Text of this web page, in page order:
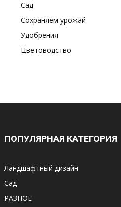
Сад
Сохраняем урожай
Удобрения
Цветоводство
ПОПУЛЯРНАЯ КАТЕГОРИЯ
Ландшафтный дизайн
Сад
РАЗНОЕ